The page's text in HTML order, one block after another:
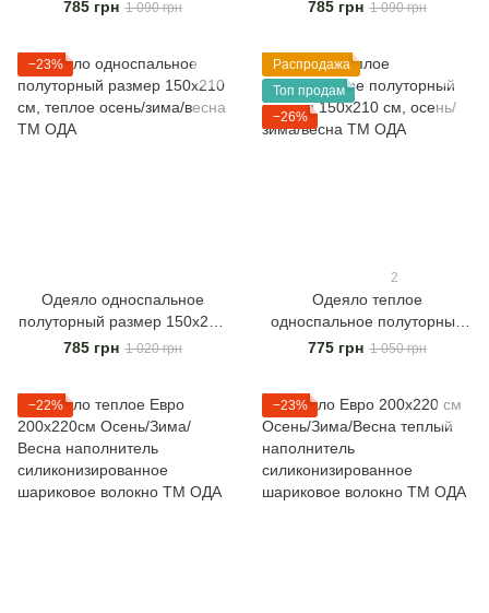
785 грн 1 090 грн 785 грн 1 090 грн
−23%
Одеяло односпальное
полуторный размер 150х210
см, теплое осень/зима/весна
785 грн 1 020 грн
Распродажа
Топ продам
−26%
2
Одеяло теплое
односпальное полуторный
размер 150х210 см, осень/
775 грн 1 050 грн
−22% −23%